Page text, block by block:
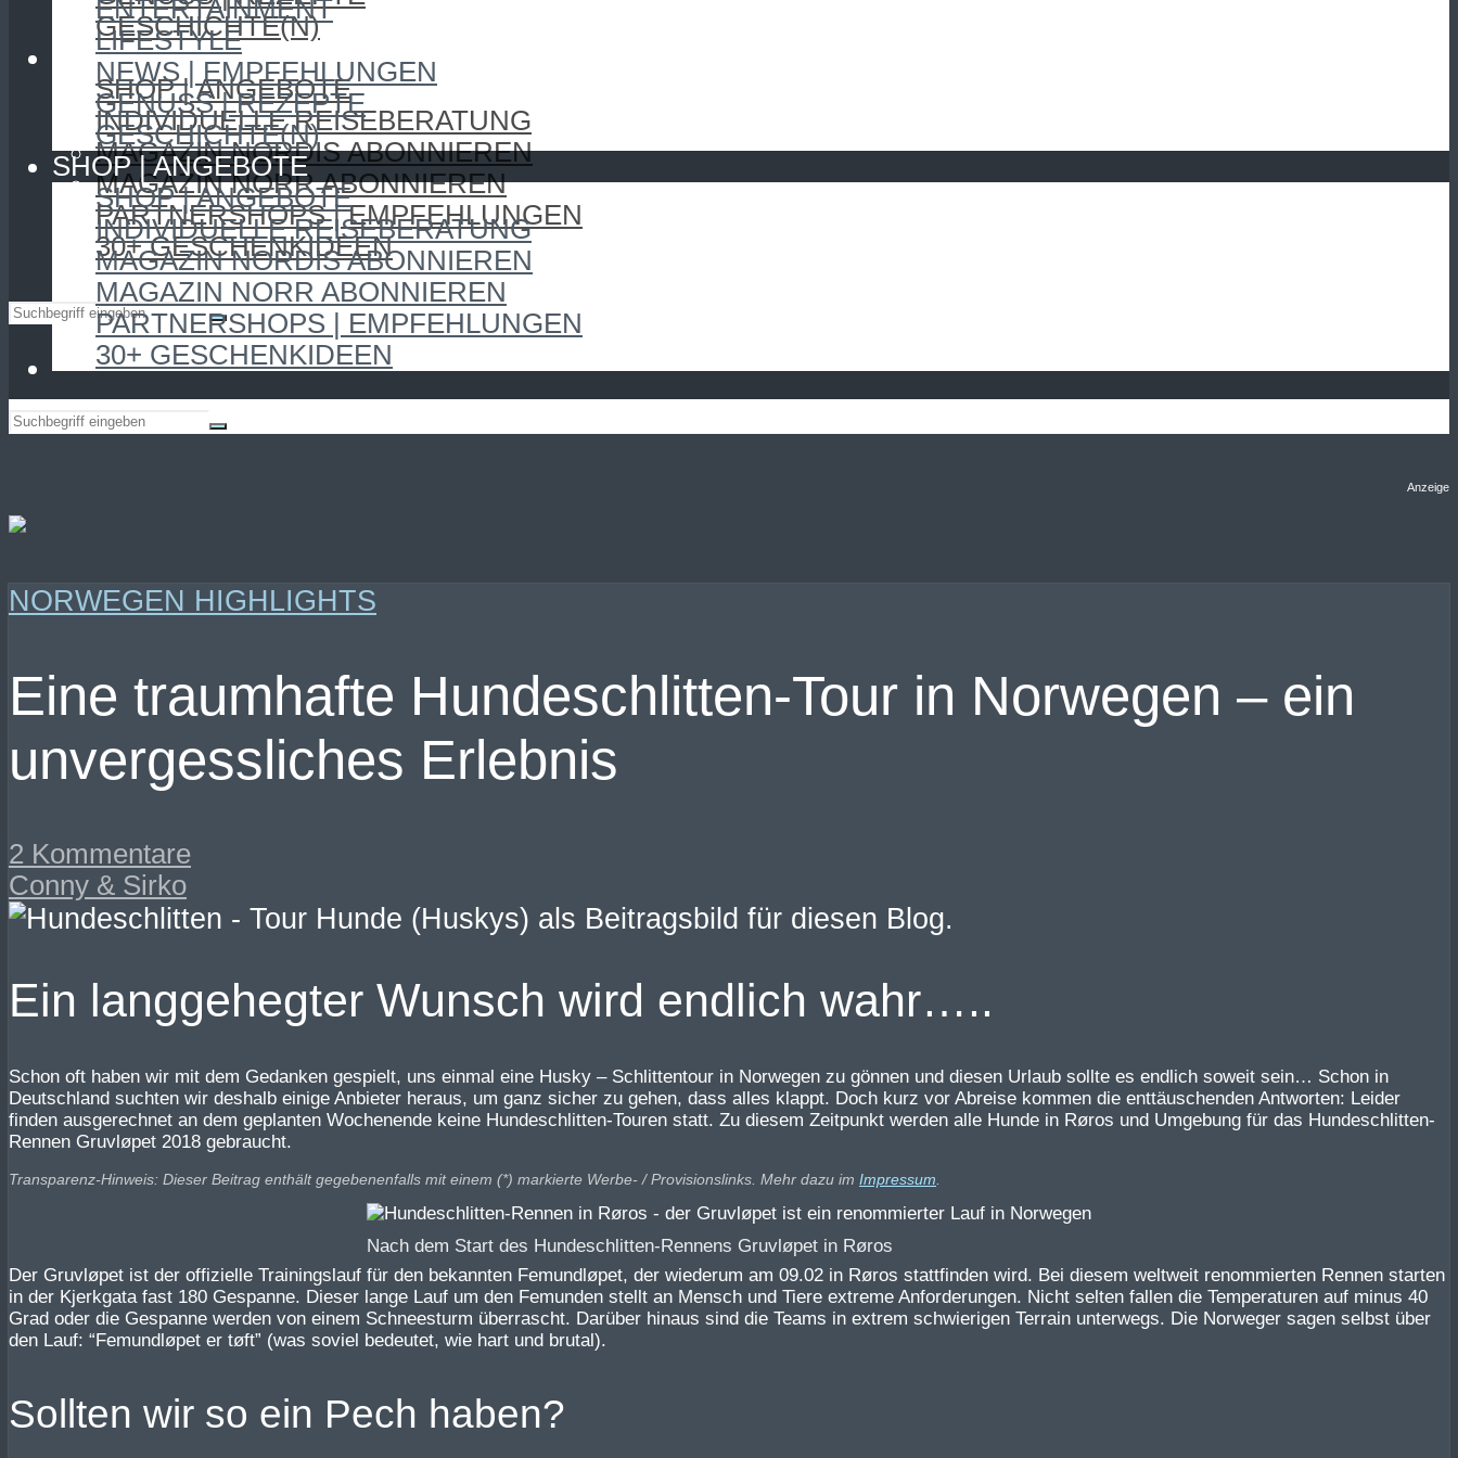
GESCHICHTE(N)
SHOP | ANGEBOTE
SHOP | ANGEBOTE
INDIVIDUELLE REISEBERATUNG
MAGAZIN NORDIS ABONNIEREN
MAGAZIN NORR ABONNIEREN
PARTNERSHOPS | EMPFEHLUNGEN
30+ GESCHENKIDEEN
ENTERTAINMENT
LIFESTYLE
NEWS | EMPFEHLUNGEN
GENUSS | REZEPTE
GESCHICHTE(N)
SHOP | ANGEBOTE
SHOP | ANGEBOTE
INDIVIDUELLE REISEBERATUNG
MAGAZIN NORDIS ABONNIEREN
MAGAZIN NORR ABONNIEREN
PARTNERSHOPS | EMPFEHLUNGEN
30+ GESCHENKIDEEN
Anzeige
NORWEGEN HIGHLIGHTS
Eine traumhafte Hundeschlitten-Tour in Norwegen – ein
unvergessliches Erlebnis
2 Kommentare
Conny & Sirko
Ein langgehegter Wunsch wird endlich wahr…..
Schon oft haben wir mit dem Gedanken gespielt, uns einmal eine Husky – Schlittentour in Norwegen zu gönnen und diesen Urlaub sollte es endlich soweit sein… Schon in
Deutschland suchten wir deshalb einige Anbieter heraus, um ganz sicher zu gehen, dass alles klappt. Doch kurz vor Abreise kommen die enttäuschenden Antworten: Leider
finden ausgerechnet an dem geplanten Wochenende keine Hundeschlitten-Touren statt. Zu diesem Zeitpunkt werden alle Hunde in Røros und Umgebung für das Hundeschlitten-
Rennen Gruvløpet 2018 gebraucht.
Transparenz-Hinweis: Dieser Beitrag enthält gegebenenfalls mit einem (*) markierte Werbe- / Provisionslinks. Mehr dazu im Impressum.
Nach dem Start des Hundeschlitten-Rennens Gruvløpet in Røros
Der Gruvløpet ist der offizielle Trainingslauf für den bekannten Femundløpet, der wiederum am 09.02 in Røros stattfinden wird. Bei diesem weltweit renommierten Rennen starten
in der Kjerkgata fast 180 Gespanne. Dieser lange Lauf um den Femunden stellt an Mensch und Tiere extreme Anforderungen. Nicht selten fallen die Temperaturen auf minus 40
Grad oder die Gespanne werden von einem Schneesturm überrascht. Darüber hinaus sind die Teams in extrem schwierigen Terrain unterwegs. Die Norweger sagen selbst über
den Lauf: “Femundløpet er tøft” (was soviel bedeutet, wie hart und brutal).
Sollten wir so ein Pech haben?